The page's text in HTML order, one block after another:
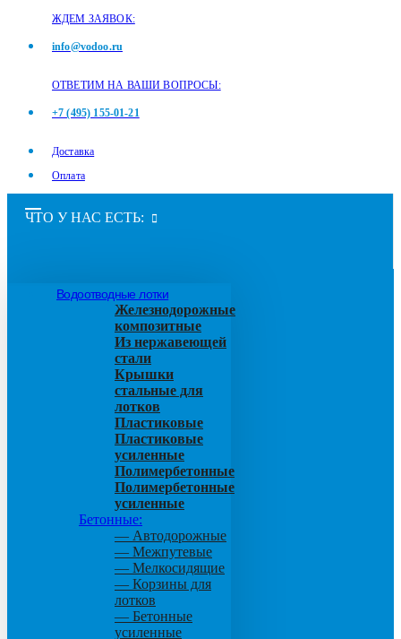
ЖДЕМ ЗАЯВОК:
info@vodoo.ru
ОТВЕТИМ НА ВАШИ ВОПРОСЫ:
+7 (495) 155-01-21
Доставка
Оплата
ЧТО У НАС ЕСТЬ:
Водоотводные лотки
Железнодорожные
композитные
Из нержавеющей
стали
Крышки
стальные для
лотков
Пластиковые
Пластиковые
усиленные
Полимербетонные
Полимербетонные
усиленные
Бетонные:
— Автодорожные
— Межпутевые
— Мелкосидящие
— Корзины для
лотков
— Бетонные
усиленные